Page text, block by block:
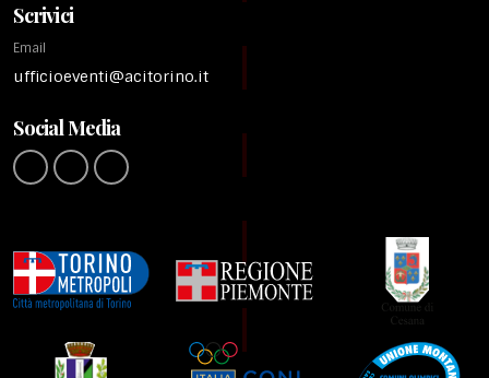
Scrivici
Email
ufficioeventi@acitorino.it
Social Media